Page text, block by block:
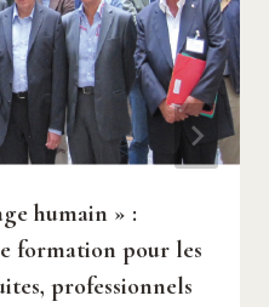
humain » :
formation pour les
professionnels